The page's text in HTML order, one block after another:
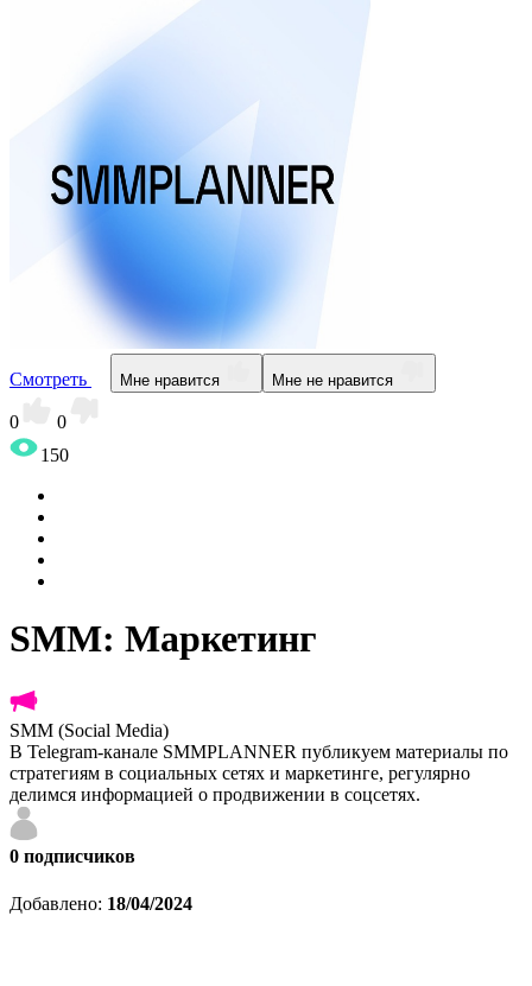
Смотреть Мне нравится Мне не нравится
0
0
150
SMM: Маркетинг
SMM (Social Media)
В Telegram-канале SMMPLANNER публикуем материалы по
стратегиям в социальных сетях и маркетинге, регулярно
делимся информацией о продвижении в соцсетях.
0 подписчиков
Добавлено: 18/04/2024